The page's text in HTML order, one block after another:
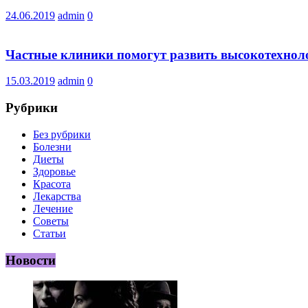
24.06.2019 admin 0
Частные клиники помогут развить
15.03.2019 admin 0
Рубрики
Без рубрики
Болезни
Диеты
Здоровье
Красота
Лекарства
Лечение
Советы
Статьи
Новости